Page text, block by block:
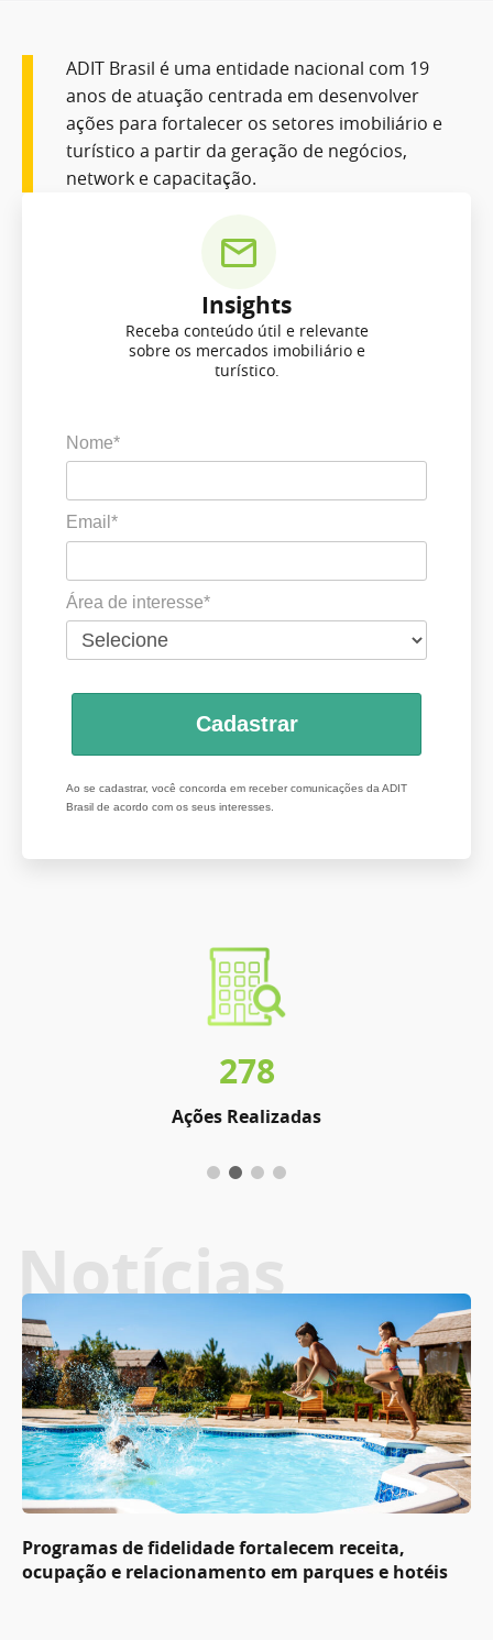
ADIT Brasil é uma entidade nacional com 19
anos de atuação centrada em desenvolver
ações para fortalecer os setores imobiliário e
turístico a partir da geração de negócios,
network e capacitação.
Insights
Receba conteúdo útil e relevante
sobre os mercados imobiliário e
turístico.
Nome*
Email*
Área de interesse*
Cadastrar
Ao se cadastrar, você concorda em receber comunicações da ADIT
Brasil de acordo com os seus interesses.
278
Ações Realizadas
Notícias
Programas de fidelidade fortalecem receita,
ocupação e relacionamento em parques e hotéis